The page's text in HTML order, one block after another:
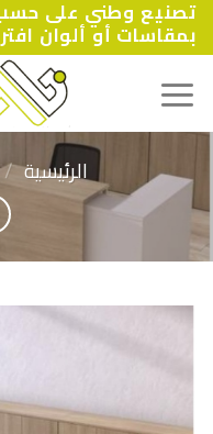
Skip
to
content
تصنيع وطني على
بمقاسات أو ألوان
الرئيسية /